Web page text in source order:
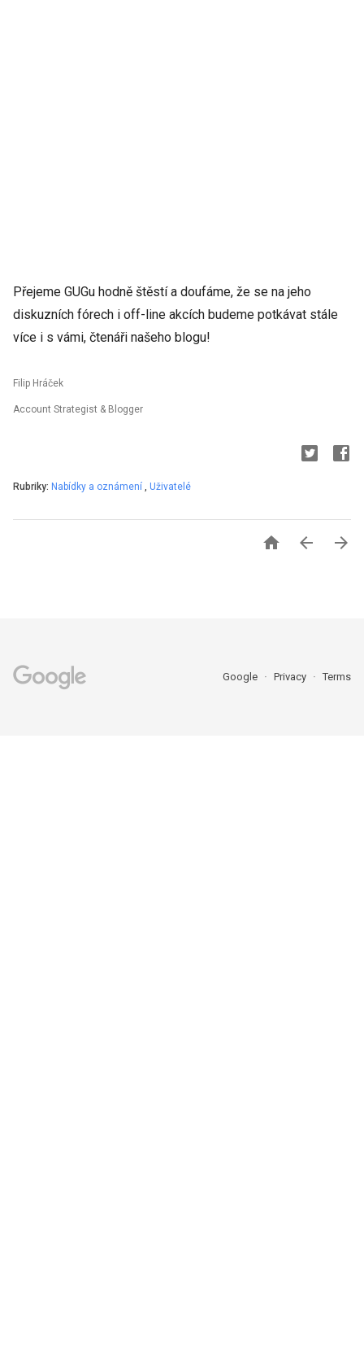
Přejeme GUGu hodně štěstí a doufáme, že se na jeho
diskuzních fórech i off-line akcích budeme potkávat stále
více i s vámi, čtenáři našeho blogu!
Filip Hráček
Account Strategist & Blogger
Rubriky: Nabídky a oznámení , Uživatelé
  
Google Privacy Terms